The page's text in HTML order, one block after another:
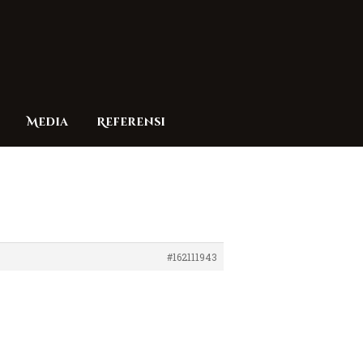
Media Referensi
#162111943